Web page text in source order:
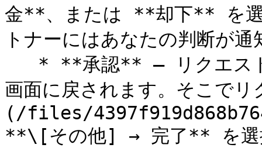
金**、または **却下** を選
トナーにはあなたの判断が通
画面に戻されます。そこで
(/files/
**\[その他] → 完了** を選